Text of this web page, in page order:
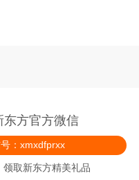
东方官方微信
：xmxdfprxx
领取新东方精美礼品